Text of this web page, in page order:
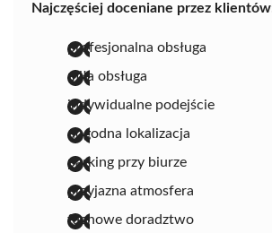
Najczęściej doceniane przez
profesjonalna obsługa
miła obsługa
indywidualne podejście
dogodna lokalizacja
parking przy biurze
przyjazna atmosfera
fachowe doradztwo